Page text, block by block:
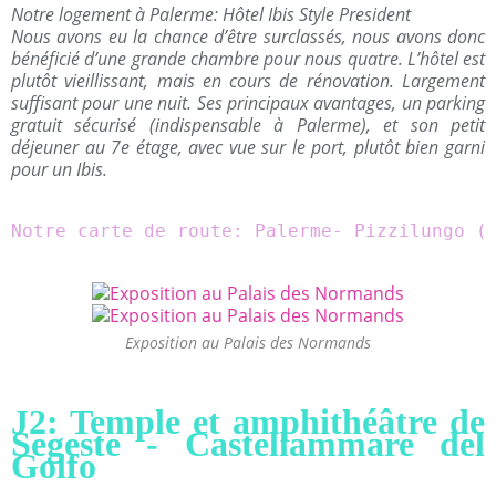
Notre logement à Palerme: Hôtel Ibis Style President
Nous avons eu la chance d’être surclassés, nous avons donc
bénéficié d’une grande chambre pour nous quatre. L’hôtel est
plutôt vieillissant, mais en cours de rénovation. Largement
suffisant pour une nuit. Ses principaux avantages, un parking
gratuit sécurisé (indispensable à Palerme), et son petit
déjeuner au 7e étage, avec vue sur le port, plutôt bien garni
pour un Ibis.
Notre carte de route: Palerme- Pizzilungo
Exposition au Palais des Normands
J2: Temple et amphithéâtre de
Segeste - Castellammare del
Golfo